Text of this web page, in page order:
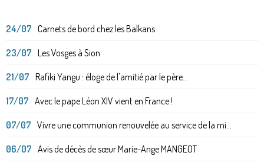
24/07 Carnets de bord chez les Balkans
23/07 Les Vosges à Sion
21/07 Rafiki Yangu : éloge de l'amitié par le père...
17/07 Avec le pape Léon XIV vient en France !
07/07 Vivre une communion renouvelée au service de la mi...
06/07 Avis de décès de sœur Marie-Ange MANGEOT